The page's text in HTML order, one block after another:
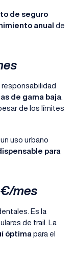
de seguro
anual de
de gama baja.
de los límites
uso urbano
para
€/mes
Es la
de trail. La
óptima para el